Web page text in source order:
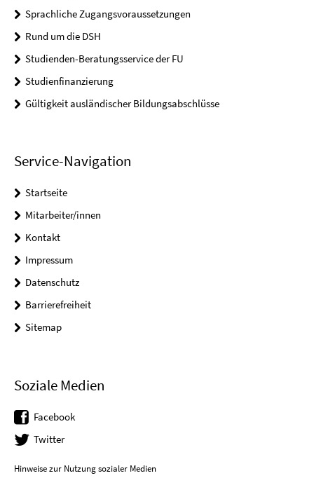
Sprachliche Zugangsvoraussetzungen
Rund um die DSH
Studienden-Beratungsservice der FU
Studienfinanzierung
Gültigkeit ausländischer Bildungsabschlüsse
Service-Navigation
Startseite
Mitarbeiter/innen
Kontakt
Impressum
Datenschutz
Barrierefreiheit
Sitemap
Soziale Medien
Facebook
Twitter
Hinweise zur Nutzung sozialer Medien